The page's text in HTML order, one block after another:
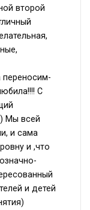
второй
переносим-
С
Мы всей
и сама
и ,что
и детей